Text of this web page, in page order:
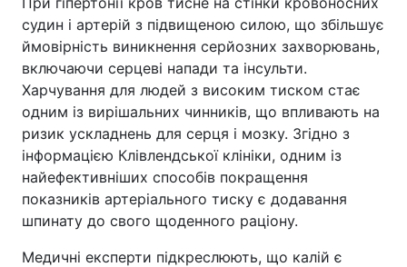
судин і артерій з підвищеною силою, що збільшує
ймовірність виникнення серйозних захворювань,
включаючи серцеві напади та інсульти.
Харчування для людей з високим тиском стає
одним із вирішальних чинників, що впливають на
ризик ускладнень для серця і мозку. Згідно з
інформацією Клівлендської клініки, одним із
найефективніших способів покращення
показників артеріального тиску є додавання
шпинату до свого щоденного раціону.
Медичні експерти підкреслюють, що калій є